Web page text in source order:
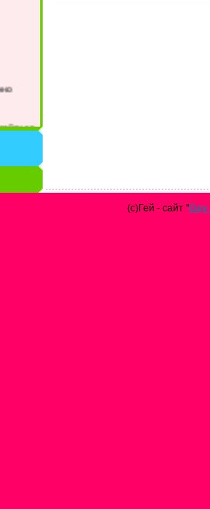
со
(с)Гей - сайт "Gay